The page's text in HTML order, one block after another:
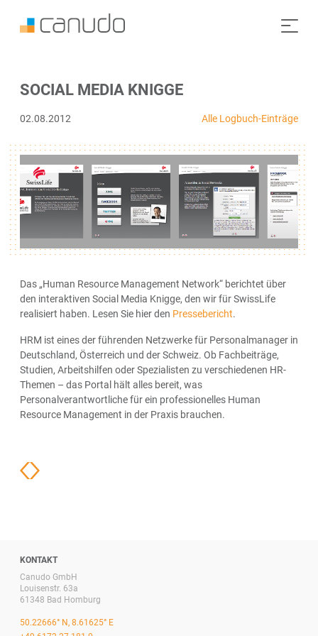
SOCIAL MEDIA KNIGGE
02.08.2012 Alle Logbuch-Einträge
Das „Human Resource Management Network“ berichtet über
den interaktiven Social Media Knigge, den wir für SwissLife
realisiert haben. Lesen Sie hier den Pressebericht.
HRM ist eines der führenden Netzwerke für Personalmanager in
Deutschland, Österreich und der Schweiz. Ob Fachbeiträge,
Studien, Arbeitshilfen oder Spezialisten zu verschiedenen HR-
Themen – das Portal hält alles bereit, was
Personalverantwortliche für ein professionelles Human
Resource Management in der Praxis brauchen.
KONTAKT
Canudo GmbH
Louisenstr. 63a
61348 Bad Homburg
50.22666° N, 8.61625° E